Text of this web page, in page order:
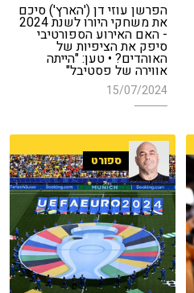
הפרשן עוזי דן ('הארץ') סיכם
את משחקי היורו לשנת 2024
- האם האירוע הספורטיבי
סיפק את הציפיות של
האוהדים? • טען: "הייתה
אווירה של פסטיבל"
15/07/2024
ספורט